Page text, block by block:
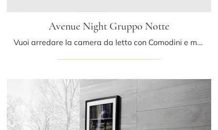
Avenue Night Gruppo Notte
Vuoi arredare la camera da letto con Comodini e mobili con cassetti di Kristalia? Ecco qui il modello Avenue Night Gruppo Notte in laccato opaco per ...